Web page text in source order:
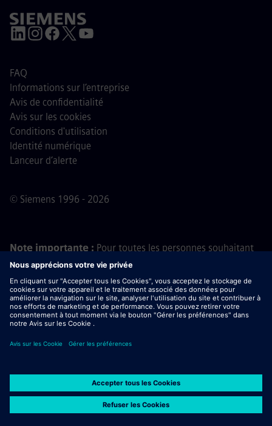
© Siemens 1996 - 2026
FAQ
Informations sur l’entreprise
Avis de confidentialité
Avis sur les cookies
Conditions d'utilisation
Identité numérique
Lanceur d’alerte
Note importante : Pour toutes les personnes souhaitant
nous rejoindre, veuillez noter que Siemens ne demande
aucun frais avant, pendant ou après le processus de
candidature. Nous ne demandons pas non plus de
coordonnées bancaires ou d'informations financières
personnelles en échange d'une promesse d'embauche. De
des e-mails semblant provenir d’un recruteur Siemens, sauf
professionnels dans le cadre d’un processus de candidature
actif